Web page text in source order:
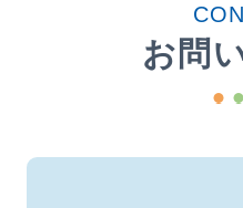
お問